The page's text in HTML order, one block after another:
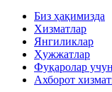
Биз ҳақимизда
Хизматлар
Янгиликлар
Ҳужжатлар
Фуқаролар учун
Ахборот